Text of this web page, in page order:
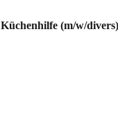
Küchenhilfe (m/w/divers)